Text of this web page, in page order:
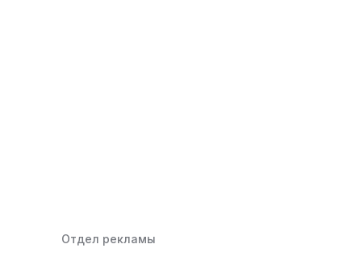
Отдел рекламы